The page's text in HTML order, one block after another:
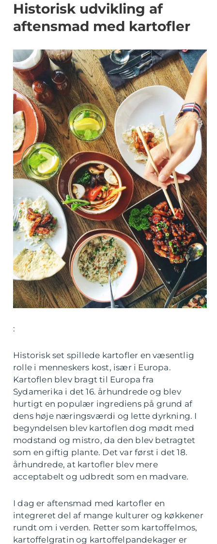
Historisk udvikling af
aftensmad med kartofler
:
Historisk set spillede kartofler en væsentlig
rolle i menneskers kost, især i Europa.
Kartoflen blev bragt til Europa fra
Sydamerika i det 16. århundrede og blev
hurtigt en populær ingrediens på grund af
dens høje næringsværdi og lette dyrkning. I
begyndelsen blev kartoflen dog mødt med
modstand og mistro, da den blev betragtet
som en giftig plante. Det var først i det 18.
århundrede, at kartofler blev mere
acceptabelt og udbredt som en madvare.
I dag er aftensmad med kartofler en
integreret del af mange kulturer og køkkener
rundt om i verden. Retter som kartoffelmos,
kartoffelgratin og kartoffelpandekager er